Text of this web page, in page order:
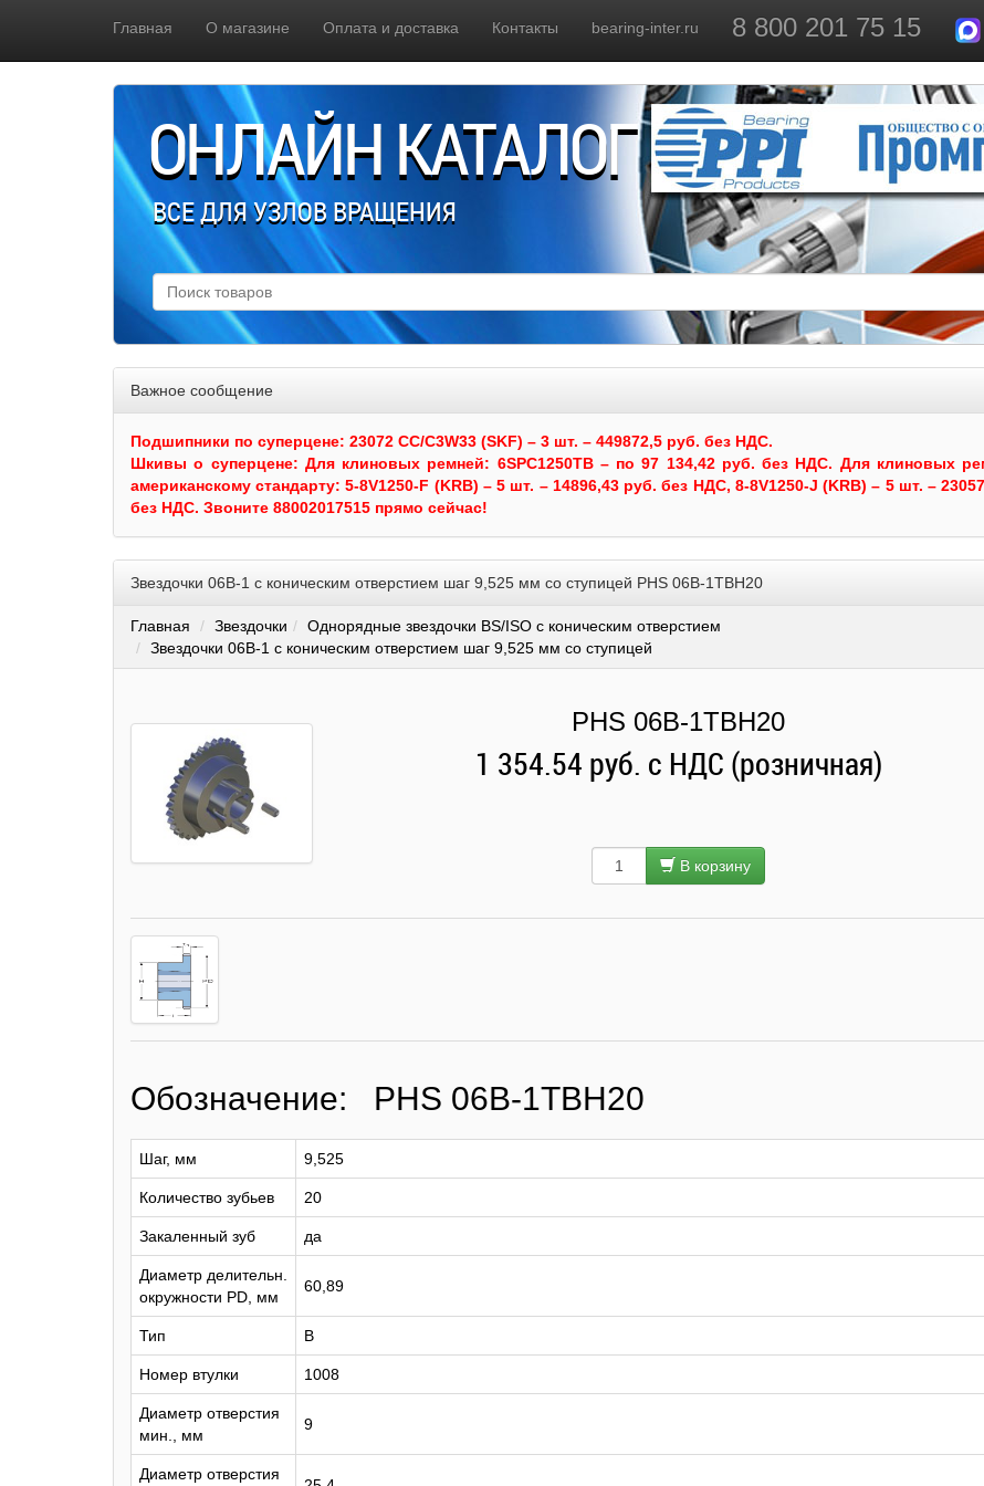
Главная О магазине Оплата и доставка Контакты bearing-inter.ru 8 800 201 75 15
ОНЛАЙН КАТАЛОГ
ВСЕ ДЛЯ УЗЛОВ ВРАЩЕНИЯ
Важное сообщение
Подшипники по суперцене: 23072 CC/C3W33 (SKF) – 3 шт. – 449872,5 руб. без НДС.
Шкивыо суперцене: Для клиновых ремней: 6SPC1250TB – по 97 134,42 руб. без НДС. Для клиновых
американскому стандарту: 5-8V1250-F (KRB) – 5 шт. – 14896,43 руб. без НДС, 8-8V1250-J (KRB) – 5 шт. –
без НДС. Звоните 88002017515 прямо сейчас!
Звездочки 06B-1 с коническим отверстием шаг 9,525 мм со ступицей PHS 06B-1TBH20
Главная Звездочки
Однорядные звездочки BS/ISO с коническим отверстием
Звездочки 06B-1 с коническим отверстием шаг 9,525 мм со ступицей
PHS 06B-1TBH20
1 354.54 руб. с НДС (розничная)
В корзину
Обозначение: PHS 06B-1TBH20
Шаг, мм 9,525
Количество зубьев 20
Закаленный зуб да
Диаметр делительн.
окружности PD, мм
60,89
Тип B
Номер втулки 1008
Диаметр отверстия
мин., мм
9
Диаметр отверстия